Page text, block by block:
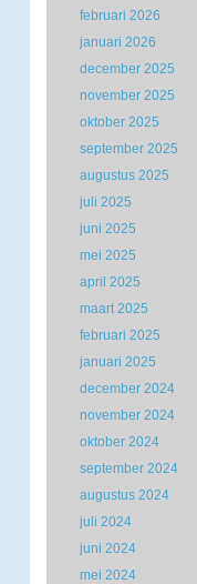
februari 2026
januari 2026
december 2025
november 2025
oktober 2025
september 2025
augustus 2025
juli 2025
juni 2025
mei 2025
april 2025
maart 2025
februari 2025
januari 2025
december 2024
november 2024
oktober 2024
september 2024
augustus 2024
juli 2024
juni 2024
mei 2024